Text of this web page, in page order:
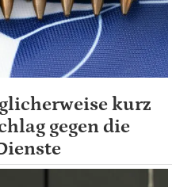
kurz
gegen die